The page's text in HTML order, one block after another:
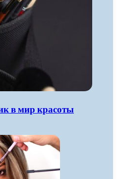
в мир красоты